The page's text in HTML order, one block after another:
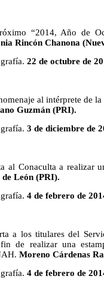
“2014, Año de
Rincón Chanona
22 de octubre de
al intérprete de
Guzmán (PRI).
3 de diciembre de
al Conaculta a realizar
León (PRI).
4 de febrero de
a los titulares del
de realizar una
Moreno Cárdenas
4 de febrero de